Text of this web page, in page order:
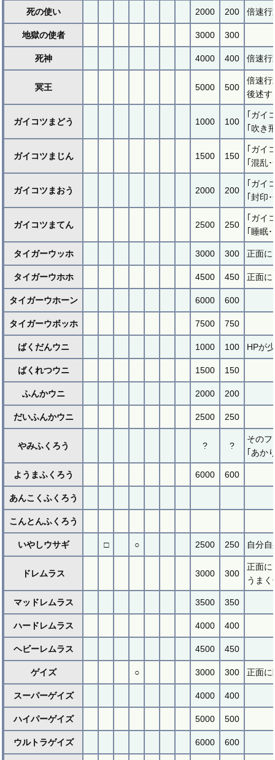
死の使い 2000 200 倍速行
地獄の使者 3000 300
死神 4000 400 倍速行
冥王 5000 500
倍速行
後述す
ガイコツまどう 1000 100
｢ガイ
｢吹き
ガイコツまじん 1500 150
｢ガイ
｢混乱
ガイコツまおう 2000 200
｢ガイ
｢封印
ガイコツまてん 2500 250
｢ガイ
｢睡眠
タイガーウッホ 3000 300 正面に
タイガーウホホ 4500 450 正面に
タイガーウホーン 6000 600
タイガーウボッホ 7500 750
ばくだんウニ 1000 100 HPが
ばくれつウニ 1500 150
ふんかウニ 2000 200
だいふんかウニ 2500 250
やみふくろう ? ?
そのフ
｢あか
ようまふくろう 6000 600
あんこくふくろう
こんとんふくろう
いやしウサギ □ ○ 2500 250 自分
ドレムラス 3000 300
正面に
うまく
マッドレムラス 3500 350
ハードレムラス 4000 400
ヘビーレムラス 4500 450
ゲイズ ○ 3000 300 正面に
スーパーゲイズ 4000 400
ハイパーゲイズ 5000 500
ウルトラゲイズ 6000 600